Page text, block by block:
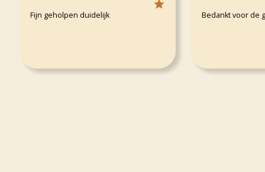
Fijn geholpen duidelijk Bedankt voor de